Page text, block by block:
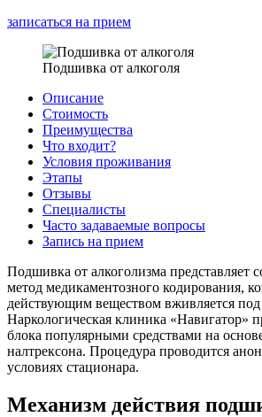
записаться на прием
Подшивка от алкоголя
Описание
Стоимость
Преимущества
Что входит?
Условия проживания
Этапы
Отзывы
Специалисты
Часто задаваемые вопросы
Запись на прием
Подшивка от алкоголизма представляет
метод медикаментозного кодирования,
действующим веществом вживляется под
Наркологическая клиника «Навигатор»
блока популярными средствами на
налтрексона. Процедура проводится
условиях стационара.
Механизм действия